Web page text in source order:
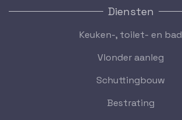
Diensten
Keuken-, toilet- en bad
Vlonder aanleg
Schuttingbouw
Bestrating